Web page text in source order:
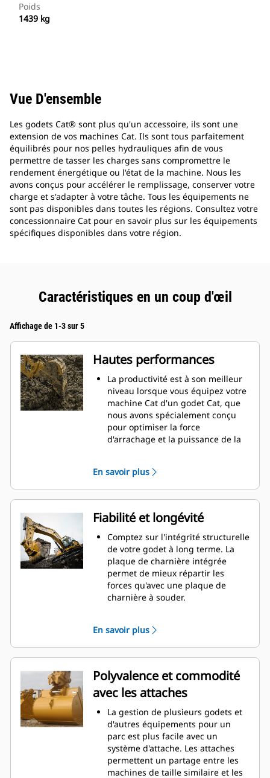
Poids
1439 kg
Vue D'ensemble
Les godets Cat® sont plus qu'un accessoire, ils sont une
extension de vos machines Cat. Ils sont tous parfaitement
équilibrés pour nos pelles hydrauliques afin de vous
permettre de tasser les charges sans compromettre le
rendement énergétique ou l'état de la machine. Nous les
avons conçus pour accélérer le remplissage, conserver votre
charge et s'adapter à votre tâche. Tous les équipements ne
sont pas disponibles dans toutes les régions. Consultez votre
concessionnaire Cat pour en savoir plus sur les équipements
spécifiques disponibles dans votre région.
Caractéristiques en un coup d'œil
Affichage de 1-3 sur 5
Hautes performances
La productivité est à son meilleur
niveau lorsque vous équipez votre
machine Cat d'un godet Cat, que
nous avons spécialement conçu
pour optimiser la force
d'arrachage et la puissance de la
double améliore le flux des
matières dans le godet. Le
dégagement de talon accru
garantit que le fond du godet ne
frotte pas, ce qui réduit les coûts
d'entretien.
La consommation de carburant est
maximale lors de l'excavation. Les
godets Cat sont conçus pour
creuser dans les matériaux
rapidement afin d'améliorer
Chargez plus de matière plus
rapidement. La forme et les barres
latérales du godet permettent une
rétention optimale des matériaux
dans le godet à chaque charge.
En savoir plus
Fiabilité et longévité
Comptez sur l'intégrité structurelle
de votre godet à long terme. La
plaque de charnière intégrée
permet de mieux répartir les
forces qu'avec une plaque de
charnière à souder.
résistants à l'abrasion, en
particulier pour les composants
d'usure excessive.
Protégez les zones d'usure
excessive les plus importantes de
votre godet avec les outils
d'attaque du sol Cat
(GET). Les
protecteurs de longerons et les
couteaux latéraux permettent de
préserver les pièces du godet qui
entrent en contact et traversent
les matériaux le plus souvent.
En savoir plus
Polyvalence et commodité
avec les attaches
La gestion de plusieurs godets et
d'autres équipements pour un
parc est plus facile avec un
système d'attache. Les attaches
permettent un partage entre les
machines de taille similaire et les